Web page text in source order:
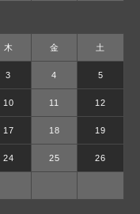
木 金 土
3 4 5
10 11 12
17 18 19
24 25 26